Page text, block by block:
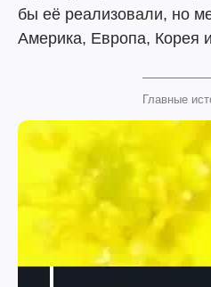
бы её реализовали, но
Америка, Европа, Корея
Главные